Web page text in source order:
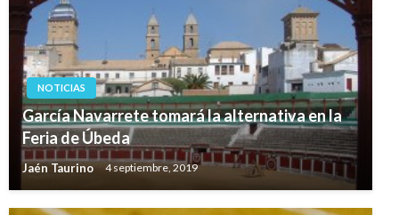
NOTICIAS
García Navarrete tomará la alternativa en la
Feria de Úbeda
Jaén Taurino 4 septiembre, 2019